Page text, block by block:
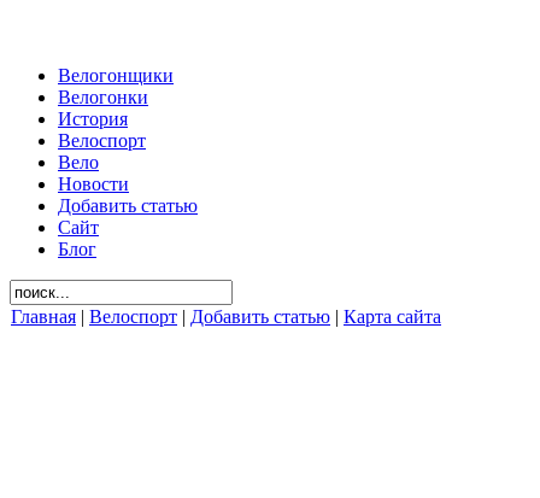
Велогонщики
Велогонки
История
Велоспорт
Вело
Новости
Добавить статью
Сайт
Блог
Главная | Велоспорт | Добавить статью | Карта сайта